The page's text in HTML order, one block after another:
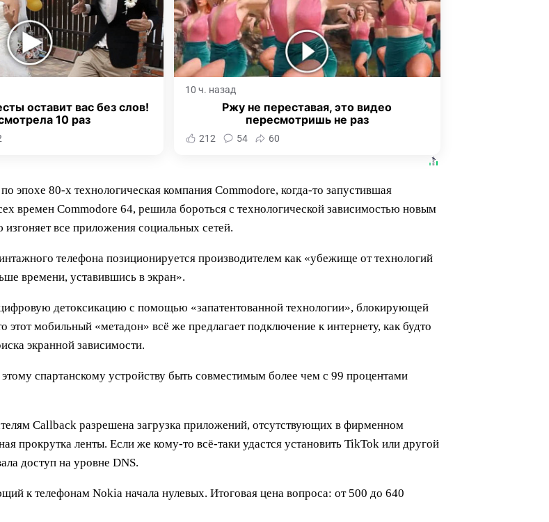
оставит вас без слов!
10 раз
10 ч. назад
Ржу не переставая, это видео
пересмотришь не раз
212 54 60
80-х технологическая компания Commodore, когда-то запустившая
времен Commodore 64, решила бороться с технологической зависимостью новым
все приложения социальных сетей.
телефона позиционируется производителем как «убежище от технологий
времени, уставившись в экран».
детоксикацию с помощью «запатентованной технологии», блокирующей
мобильный «метадон» всё же предлагает подключение к интернету, как будто
экранной зависимости.
спартанскому устройству быть совместимым более чем с 99 процентами
Callback разрешена загрузка приложений, отсутствующих в фирменном
прокрутка ленты. Если же кому-то всё-таки удастся установить TikTok или другой
доступ на уровне DNS.
к телефонам Nokia начала нулевых. Итоговая цена вопроса: от 500 до 640